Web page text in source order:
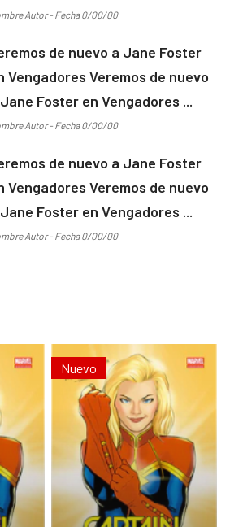
Autor - Fecha 0/00/00
de nuevo a Jane Foster
Vengadores Veremos de nuevo
Foster en Vengadores ...
Autor - Fecha 0/00/00
de nuevo a Jane Foster
Vengadores Veremos de nuevo
Foster en Vengadores ...
Autor - Fecha 0/00/00
Nuevo